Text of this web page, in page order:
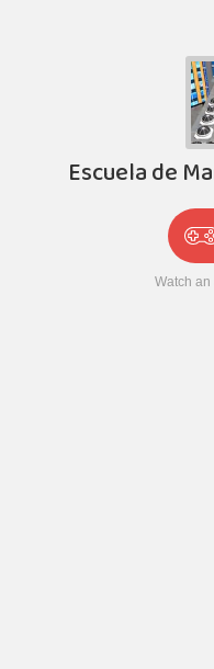
Escuela de
Watch an